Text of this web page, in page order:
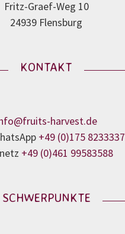
Fritz-Graef-Weg 10
24939 Flensburg
KONTAKT
harvest.de
+49 (0)175 8233337
+49 (0)461 99583588
SCHWERPUNKTE